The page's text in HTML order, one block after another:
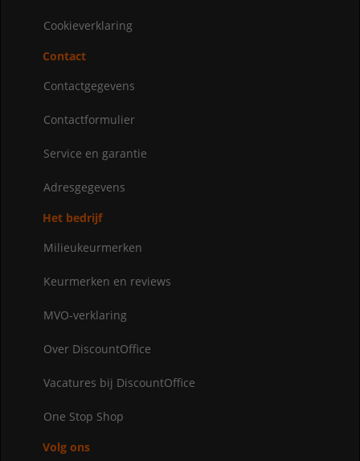
Cookieverklaring
Contact
Contactgegevens
Contactformulier
Service en garantie
Adresgegevens
Het bedrijf
Milieukeurmerken
Keurmerken en reviews
MVO-verklaring
Over DiscountOffice
Vacatures bij DiscountOffice
One Stop Shop
Volg ons